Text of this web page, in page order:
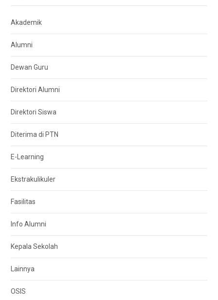
Akademik
Alumni
Dewan Guru
Direktori Alumni
Direktori Siswa
Diterima di PTN
E-Learning
Ekstrakulikuler
Fasilitas
Info Alumni
Kepala Sekolah
Lainnya
OSIS